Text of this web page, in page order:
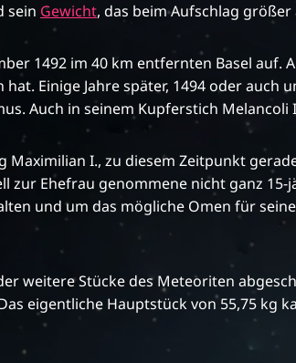
sein Gewicht, das beim Aufschlag
1492 im 40 km entfernten Basel
Einige Jahre später, 1494 oder
Auch in seinem Kupferstich
Maximilian I., zu diesem Zeitpunkt
zur Ehefrau genommene nicht ganz
und um das mögliche Omen für
weitere Stücke des Meteoriten
eigentliche Hauptstück von 55,75 kg